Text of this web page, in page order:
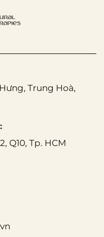
Trung Hoà,
Q10, Tp. HCM